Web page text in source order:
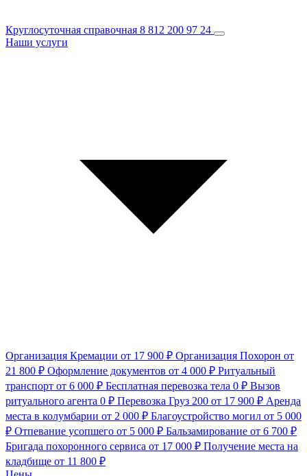
Круглосуточная справочная 8 812 200 97 24
Наши услуги
Организация Кремации от 17 900 ₽ Организация Похорон от
21 800 ₽ Оформление документов от 4 000 ₽ Ритуальный
транспорт от 6 000 ₽ Бесплатная перевозка тела 0 ₽ Вызов
ритуального агента 0 ₽ Перевозка Груз 200 от 17 900 ₽ Аренда
места в колумбарии от 2 000 ₽ Благоустройство могил от 5 000
₽ Отпевание усопшего от 5 000 ₽ Бальзамирование от 6 700 ₽
Бригада похоронного сервиса от 17 000 ₽ Получение места на
кладбище от 11 800 ₽